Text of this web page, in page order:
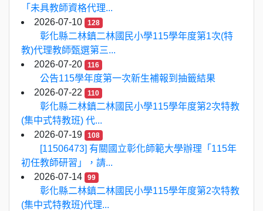
「未具教師資格代理...
2026-07-10
128
彰化縣二林鎮二林國民小學115學年度第1次(特
教)代理教師甄選第三...
2026-07-20
116
公告115學年度第一次新生補報到抽籤結果
2026-07-22
110
彰化縣二林鎮二林國民小學115學年度第2次特教
(集中式特教班) 代...
2026-07-19
108
[11506473] 有關國立彰化師範大學辦理「115年
初任教師研習」，請...
2026-07-14
99
彰化縣二林鎮二林國民小學115學年度第2次特教
(集中式特教班)代理...